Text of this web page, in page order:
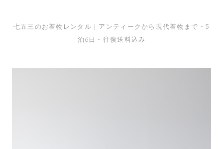
七五三のお着物レンタル｜アンティークから現代着物まで・5
泊6日・往復送料込み